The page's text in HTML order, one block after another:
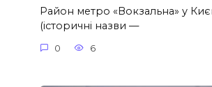
Район метро «Вокзальна» у
(історичні назви —
0 6